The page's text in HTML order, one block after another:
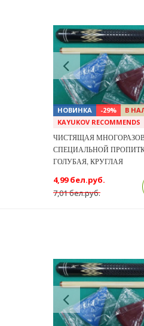
Previous
НОВИНКА -29%
В
KAYUKOV RECOMMENDS
ЧИСТЯЩАЯ
СПЕЦИАЛЬНОЙ
ГОЛУБАЯ, КРУГЛАЯ
7,01 бел.руб.
4,99 бел.руб.
Previous